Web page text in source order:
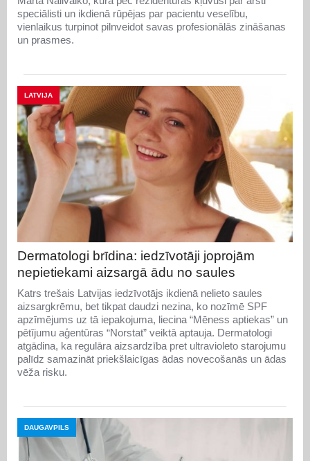
speciālisti un ikdienā rūpējas par pacientu veselību,
vienlaikus turpinot pilnveidot savas profesionālās zināšanas
un prasmes.
LATVIJA
Dermatologi brīdina: iedzīvotāji joprojām
nepietiekami aizsargā ādu no saules
Katrs trešais Latvijas iedzīvotājs ikdienā nelieto saules
aizsargkrēmu, bet tikpat daudzi nezina, ko nozīmē SPF
apzīmējums uz tā iepakojuma, liecina “Mēness aptiekas” un
pētījumu aģentūras “Norstat” veiktā aptauja. Dermatologi
atgādina, ka regulāra aizsardzība pret ultravioleto starojumu
palīdz samazināt priekšlaicīgas ādas novecošanās un ādas
vēža risku.
DAUGAVPILS